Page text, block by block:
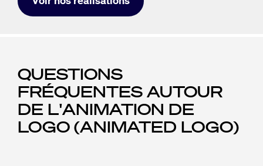
QUESTIONS
FRÉQUENTES AUTOUR
DE L'ANIMATION DE
LOGO (ANIMATED LOGO)